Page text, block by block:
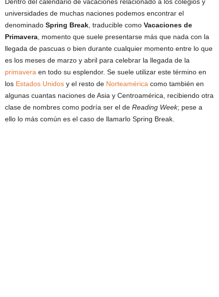
universidades de muchas naciones podemos encontrar el
denominado Spring Break , traducible como Vacaciones de
Primavera , momento que suele presentarse más que nada con la
llegada de pascuas o bien durante cualquier momento entre lo que
es los meses de marzo y abril para celebrar la llegada de la
primavera en todo su esplendor. Se suele utilizar este término en
los Estados Unidos y el resto de Norteamérica como también en
algunas cuantas naciones de Asia y Centroamérica, recibiendo otra
clase de nombres como podría ser el de Reading Week; pese a
ello lo más común es el caso de llamarlo Spring Break.